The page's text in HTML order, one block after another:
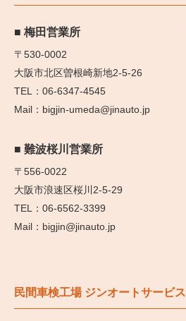
梅田営業所
〒530-0002
大阪市北区曽根崎新地2-5-26
06-6347-4545
bigjin-umeda@jinauto.jp
難波桜川営業所
〒556-0022
大阪市浪速区桜川2-5-29
06-6562-3399
bigjin@jinauto.jp
民間車検工場 ジンオートサービス